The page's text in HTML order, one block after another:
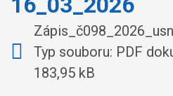
Typ souboru: PDF
183,95 kB